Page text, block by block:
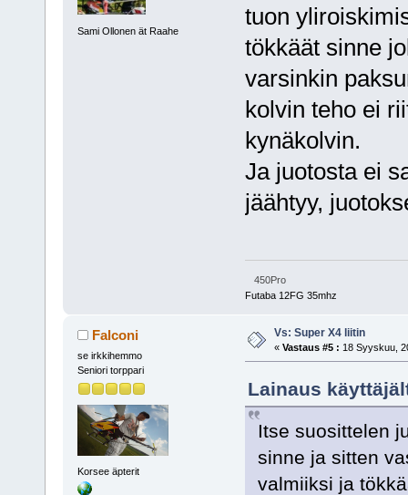
Sami Ollonen ät Raahe
tuon
tökkäät sinne
varsinkin
kolvin teho ei
kynäkolvin.
Ja juotosta ei
jäähtyy,
450Pro
Futaba 12FG 35mhz
Falconi
se irkkihemmo
Seniori torppari
Korsee äpterit
Vs: Super X4 liitin
« Vastaus #5 : 18 Syyskuu,
Lainaus
Itse suosittelen
sinne ja sitten
valmiiksi ja